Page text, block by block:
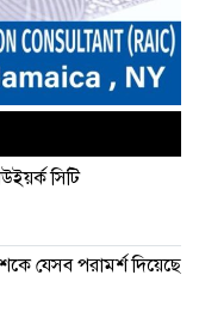
প্রভাব পড়তে শুরু
রোড উদ্যোগে আর
সিটি
যেসব পরামর্শ দিয়েছে